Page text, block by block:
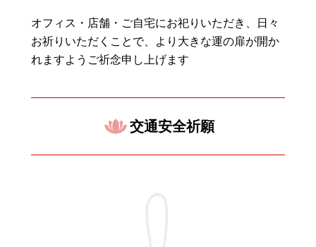
オフィス・店舗・ご自宅にお祀りいただき、日々
お祈りいただくことで、より大きな運の扉が開か
れますようご祈念申し上げます
交通安全祈願